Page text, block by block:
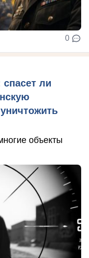
0
ли
объекты